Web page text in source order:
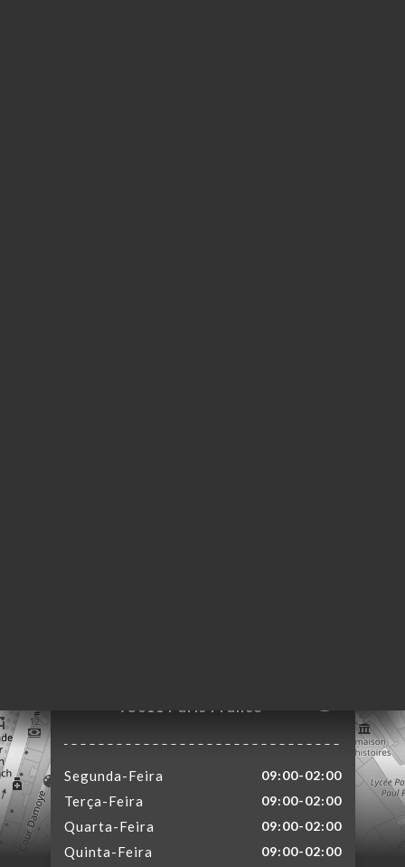
75011 Paris France
Segunda-Feira 09:00-02:00
Terça-Feira 09:00-02:00
Quarta-Feira 09:00-02:00
Quinta-Feira 09:00-02:00